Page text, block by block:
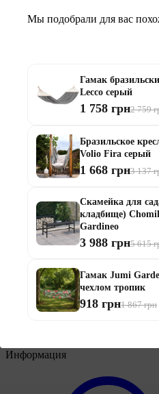
Мебель для балконов
Мебель для беседки
Мебель для дачи
Мебель для террасы
Информация
Мы подобрали для вас
Гамак
Lecco серый
1 758 грн2 759
Бразильское
Volio Fira серый
1 668 грн3 137
Скамейка для
кладбище)
Gardineo
3 988 грн5 615
Гамак Jumi
чехлом тропик
918 грн1 867 грн